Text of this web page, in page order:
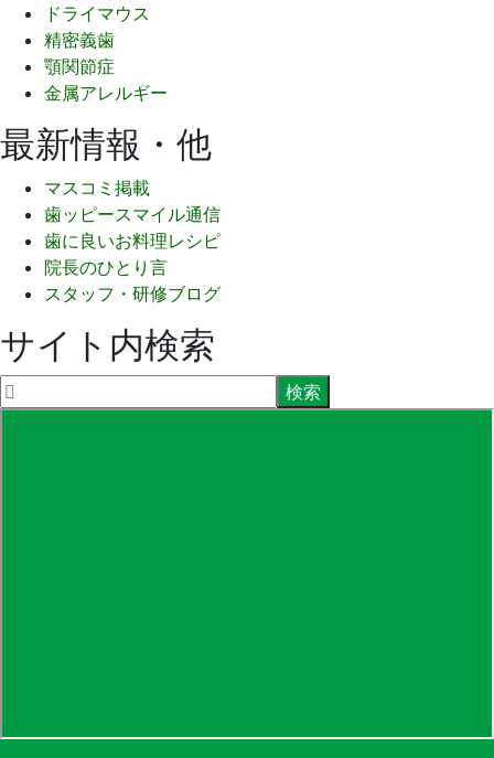
ドライマウス
精密義歯
顎関節症
金属アレルギー
最新情報・他
マスコミ掲載
歯ッピースマイル通信
歯に良いお料理レシピ
院長のひとり言
スタッフ・研修ブログ
サイト内検索